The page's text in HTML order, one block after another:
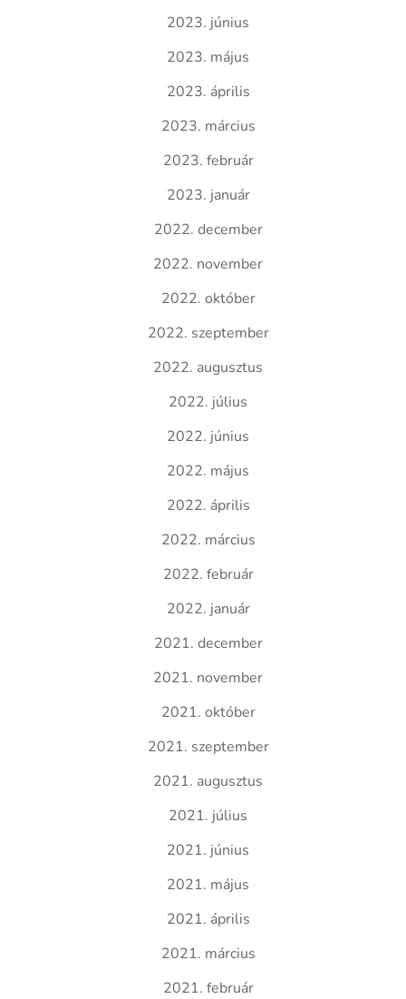
2023. június
2023. május
2023. április
2023. március
2023. február
2023. január
2022. december
2022. november
2022. október
2022. szeptember
2022. augusztus
2022. július
2022. június
2022. május
2022. április
2022. március
2022. február
2022. január
2021. december
2021. november
2021. október
2021. szeptember
2021. augusztus
2021. július
2021. június
2021. május
2021. április
2021. március
2021. február